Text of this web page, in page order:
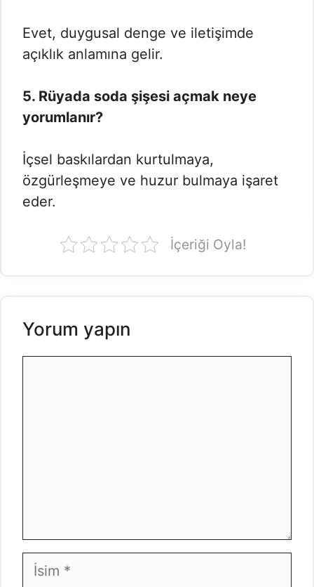
Evet, duygusal denge ve iletişimde
açıklık anlamına gelir.
5. Rüyada soda şişesi açmak neye
yorumlanır?
İçsel baskılardan kurtulmaya,
özgürleşmeye ve huzur bulmaya işaret
eder.
İçeriği Oyla!
Yorum yapın
İsim